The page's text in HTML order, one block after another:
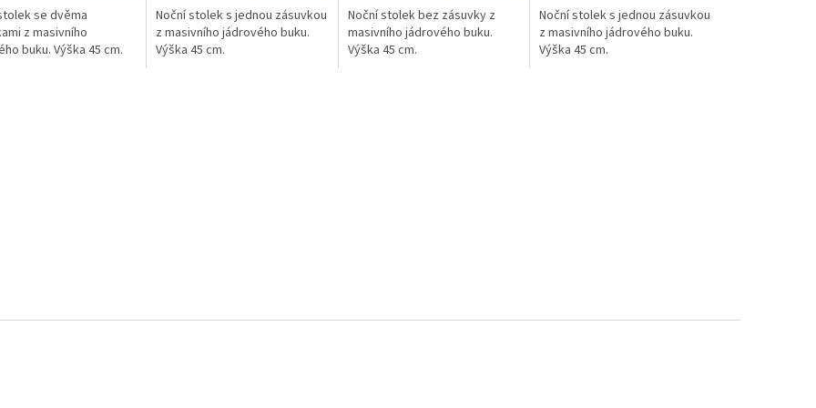
se dvěma
z masivního
buku. Výška 45 cm.
Noční stolek s jednou zásuvkou
z masivního jádrového buku.
Výška 45 cm.
Noční stolek bez zásuvky z
masivního jádrového buku.
Výška 45 cm.
Noční stolek s jednou zásuvkou
z masivního jádrového buku.
Výška 45 cm.